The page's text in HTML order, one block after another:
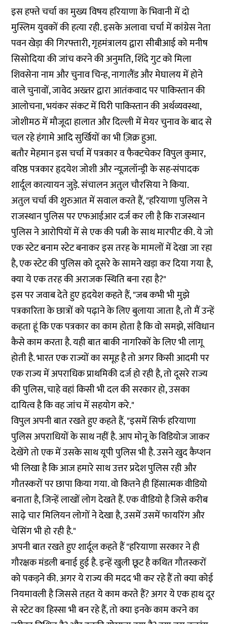
इस हफ्ते चर्चा का मुख्य विषय हरियाणा के भिवानी में दो
मुस्लिम युवकों की हत्या रही.‌‌ इसके अलावा चर्चा में कांग्रेस नेता
पवन खेड़ा की गिरफ्तारी, गृहमंत्रालय द्वारा सीबीआई को मनीष
सिसोदिया की जांच करने की अनुमति, शिंदे गुट को मिला
शिवसेना नाम और चुनाव चिन्ह, नागालैंड और मेघालय में होने
वाले चुनावों, जावेद अख्तर द्वारा आतंकवाद पर पाकिस्तान की
आलोचना, भयंकर संकट में घिरी पाकिस्तान की अर्थव्यवस्था,
जोशीमठ में मौजूदा हालात और दिल्ली में मेयर चुनाव के बाद से
चल रहे हंगामे आदि सुर्खियों का भी ज़िक्र हुआ.
बतौर मेहमान इस चर्चा में पत्रकार व फैक्टचेकर विपुल कुमार,
वरिष्ठ पत्रकार हृदयेश जोशी और न्यूज़लॉन्ड्री के सह-संपादक
शार्दूल कात्यायन जुड़े. संचालन अतुल चौरसिया ने किया.
अतुल चर्चा की शुरुआत में सवाल करते हैं, "हरियाणा पुलिस ने
राजस्थान पुलिस पर एफआईआर दर्ज कर ली है कि राजस्थान
पुलिस ने आरोपियों में से एक की पत्नी के साथ मारपीट की. ये जो
एक स्टेट बनाम स्टेट बनाकर इस तरह के मामलों में देखा जा रहा
है, एक स्टेट की पुलिस को दूसरे के सामने खड़ा कर दिया गया है,
क्या ये एक तरह की अराजक स्थिति बना रहा है?"
इस पर जवाब देते हुए हृदयेश कहते हैं, "जब कभी भी मुझे
पत्रकारिता के छात्रों को पढ़ाने के लिए बुलाया जाता है, तो मैं उन्हें
कहता हूं कि एक पत्रकार का काम होता है कि वो समझे, संविधान
कैसे काम करता है. यही बात बाकी नागरिकों के लिए भी लागू
होती है. भारत एक राज्यों का समूह है तो अगर किसी आदमी पर
एक राज्य में अपराधिक प्राथमिकी दर्ज हो रही है, तो दूसरे राज्य
की पुलिस, चाहे वहां किसी भी दल की सरकार हो, उसका
दायित्व है कि वह जांच में सहयोग करे."
विपुल अपनी बात रखते हुए कहते हैं, "इसमें सिर्फ हरियाणा
पुलिस अपराधियों के साथ नहीं है. आप मोनू के विडियोज जाकर
देखेंगे तो एक में उसके साथ यूपी पुलिस भी है. उसने खुद कैप्शन
भी लिखा है कि आज हमारे साथ उत्तर प्रदेश पुलिस रही और
गौतस्करों पर छापा किया गया. वो कितने ही हिंसात्मक वीडियो
बनाता है, जिन्हें लाखों लोग देखते हैं. एक वीडियो है जिसे करीब
साढ़े चार मिलियन लोगों ने देखा है, उसमें उसमें फायरिंग और
चेसिंग भी हो रही है."
अपनी बात रखते हुए शार्दूल कहते हैं "हरियाणा सरकार ने ही
गौरक्षक मंडली बनाई हुई है‌. इन्हें खुली छूट है कथित गौतस्करों
को पकड़ने की. अगर ये राज्य की मदद भी कर रहे हैं तो क्या कोई
नियमावली है जिससे तहत ये काम करते हैं? अगर ये एक हाथ दूर
से स्टेट का हिस्सा भी बन रहे हैं, तो क्या इनके काम करने का